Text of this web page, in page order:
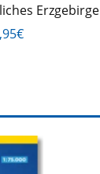
Erzgebirge